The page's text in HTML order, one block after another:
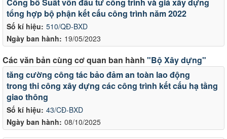
Số kí hiệu: 510/QĐ-BXD
Ngày ban hành: 19/05/2023
tổng hợp bộ phận kết cấu công trình năm 2022
Các văn bản cùng cơ quan ban hành "Bộ Xây dựng"
Số kí hiệu: 43/CĐ-BXD
Ngày ban hành: 08/10/2025
tăng cường công tác bảo đảm an toàn lao động
trong thi công xây dựng các công trình kết cấu hạ tầng
giao thông